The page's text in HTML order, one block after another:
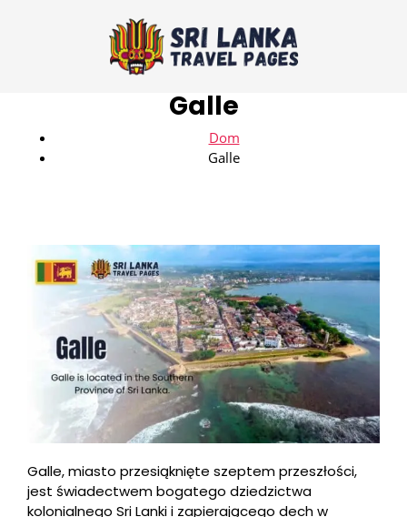
Galle
Dom
Galle
Galle, miasto przesiąknięte szeptem przeszłości,
jest świadectwem bogatego dziedzictwa
kolonialnego Sri Lanki i zapierającego dech w